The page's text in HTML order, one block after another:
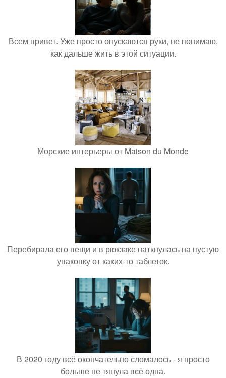
Всем привет. Уже просто опускаются руки, не понимаю,
как дальше жить в этой ситуации.
Морские интерьеры от Maison du Monde
Перебирала его вещи и в рюкзаке наткнулась на пустую
упаковку от каких-то таблеток.
В 2020 году всё окончательно сломалось - я просто
больше не тянула всё одна.